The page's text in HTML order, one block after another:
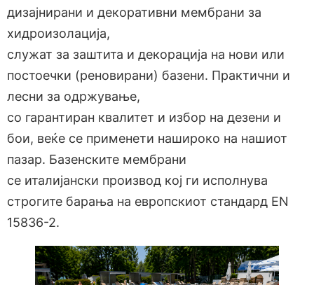
дизајнирани и декоративни мембрани за
хидроизолација,
служат за заштита и декорација на нови или
постоечки (реновирани) базени. Практични и
лесни за одржување,
со гарантиран квалитет и избор на дезени и
бои, веќе се применети нашироко на нашиот
пазар. Базенските мембрани
се италијански производ кој ги исполнува
строгите барања на европскиот стандард EN
15836-2.